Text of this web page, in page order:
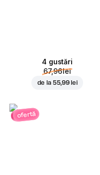
4 gustări
67,96 lei
de la 55,99 lei
ofertă